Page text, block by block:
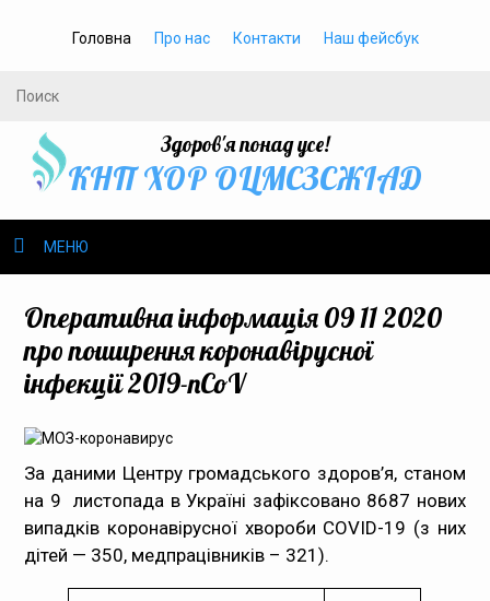
Головна Про нас Контакти Наш фейсбук
Здоров'я понад усе!
КНП ХОР ОЦМСЗСЖIАД
МЕНЮ
Громадське здоров’я
Громадянам
Медпрацівникам
Оперативна інформація 09 11 2020
про поширення коронавірусної
інфекції 2019-nCoV
За даними Центру громадського здоров’я, станом
на 9 листопада в Україні зафіксовано 8687 нових
випадків коронавірусної хвороби COVID-19 (з них
дітей — 350, медпрацівників – 321).